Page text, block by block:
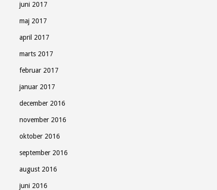
juni 2017
maj 2017
april 2017
marts 2017
februar 2017
januar 2017
december 2016
november 2016
oktober 2016
september 2016
august 2016
juni 2016